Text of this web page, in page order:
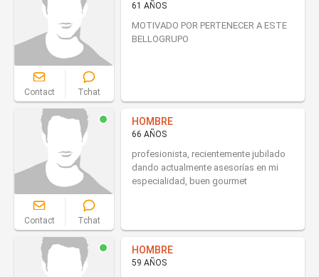
Contact Tchat
61 AÑOS
MOTIVADO POR PERTENECER A ESTE
BELLOGRUPO
Contact Tchat
HOMBRE
66 AÑOS
profesionista, recientemente jubilado
dando actualmente asesorías en mi
especialidad, buen gourmet
HOMBRE
59 AÑOS